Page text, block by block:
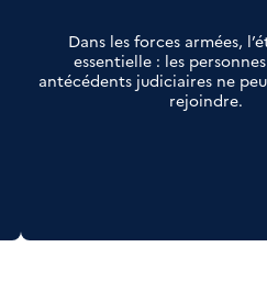
Dans les forces armées,
essentielle : les
antécédents judiciaires ne
rejoindre.